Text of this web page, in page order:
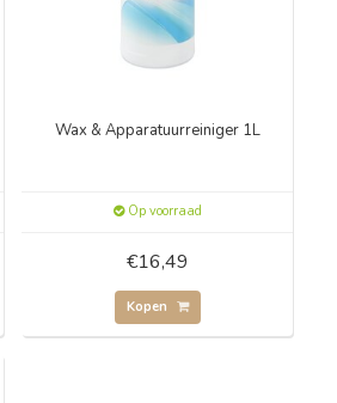
Wax & Apparatuurreiniger 1L
Op voorraad
€16,49
Kopen